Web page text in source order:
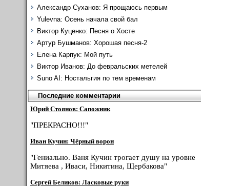
Александр Суханов: Я прощаюсь первым
Yulevna: Осень начала свой бал
Виктор Куценко: Песня о Хосте
Артур Бушманов: Хорошая песня-2
Елена Карпук: Мой путь
Виктор Иванов: До февральских метелей
Suno AI: Ностальгия по тем временам
Последние комментарии
Юрий Стоянов: Сапожник
"ПРЕКРАСНО!!!"
Иван Кучин: Чёрный ворон
"Гениально. Ваня Кучин трогает душу на уровне
Митяева , Иваси, Никитина, Щербакова"
Сергей Беликов: Ласковые руки